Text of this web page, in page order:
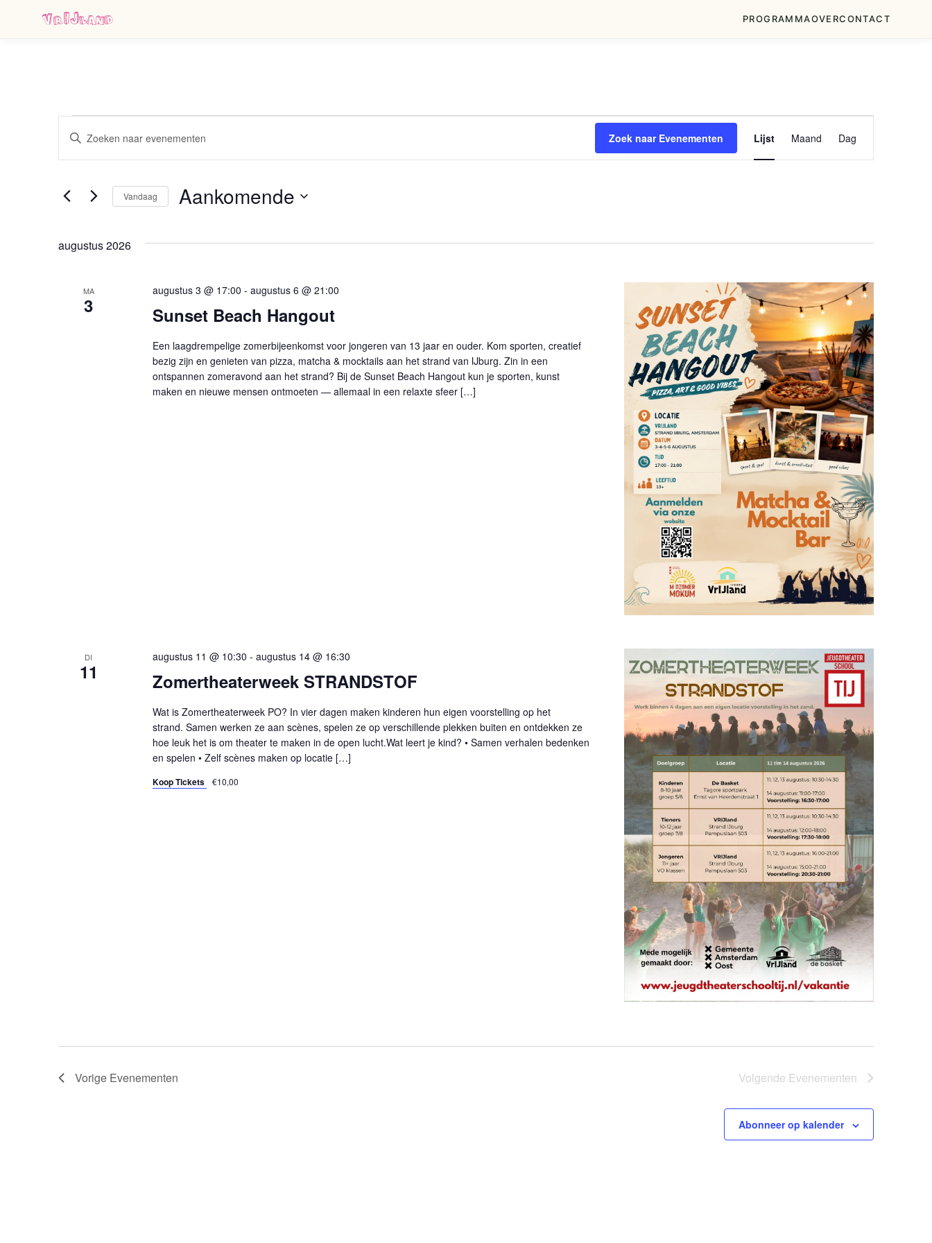
VrIJland PROGRAMMAOVERCONTACT
Evenementen
Zoeken
weergeven
Vul
een
in.
Evenementen
Zoek naar Evenementen
weergaven
Lijst Maand Dag
Vandaag Aankomende
augustus 2026
MA
3 Sunset Beach Hangout
augustus 3 @ 17:00 - augustus 6 @ 21:00
Een laagdrempelige zomerbijeenkomst voor jongeren van 13 jaar en ouder. Kom sporten, creatief
bezig zijn en genieten van pizza, matcha & mocktails aan het strand van IJburg. Zin in een
ontspannen zomeravond aan het strand? Bij de Sunset Beach Hangout kun je sporten, kunst
maken en nieuwe mensen ontmoeten — allemaal in een relaxte sfeer […]
DI
11 Zomertheaterweek STRANDSTOF
augustus 11 @ 10:30 - augustus 14 @ 16:30
Wat is Zomertheaterweek PO? In vier dagen maken kinderen hun eigen voorstelling op het
strand. Samen werken ze aan scènes, spelen ze op verschillende plekken buiten en ontdekken ze
hoe leuk het is om theater te maken in de open lucht.Wat leert je kind? • Samen verhalen bedenken
en spelen • Zelf scènes maken op locatie […]
Koop Tickets €10,00
Vorige Evenementen Volgende Evenementen
Abonneer op kalender